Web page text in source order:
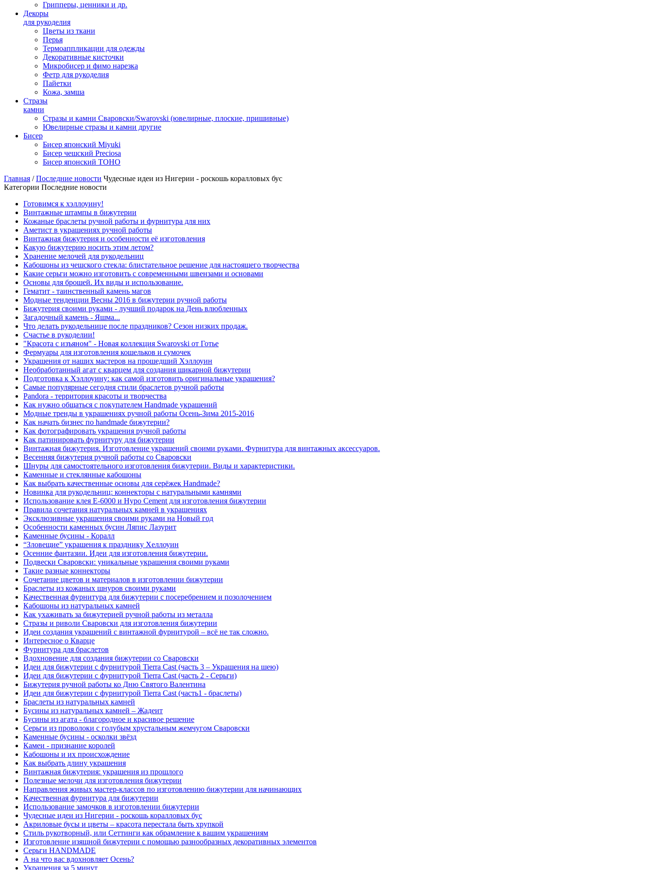
Грипперы, ценники и др.
Декоры
для рукоделия
Цветы из ткани
Перья
Термоаппликации для одежды
Декоративные кисточки
Микробисер и фимо нарезка
Фетр для рукоделия
Пайетки
Кожа, замша
Стразы
камни
Стразы и камни Сваровски/Swarovski (ювелирные, плоские, пришивные)
Ювелирные стразы и камни другие
Бисер
Бисер японский Miyuki
Бисер чешский Preciosa
Бисер японский TOHO
Главная /Последние новости Чудесные идеи из Нигерии - роскошь коралловых бус
Категории Последние новости
Готовимся к хэллоуину!
Винтажные штампы в бижутерии
Кожаные браслеты ручной работы и фурнитура для них
Аметист в украшениях ручной работы
Винтажная бижутерия и особенности её изготовления
Какую бижутерию носить этим летом?
Хранение мелочей для рукодельниц
Кабошоны из чешского стекла: блистательное решение для настоящего творчества
Какие серьги можно изготовить с современными швензами и основами
Основы для брошей. Их виды и использование.
Гематит - таинственный камень магов
Модные тенденции Весны 2016 в бижутерии ручной работы
Бижутерия своими руками - лучший подарок на День влюбленных
Загадочный камень - Яшма...
Что делать рукодельнице после праздников? Сезон низких продаж.
Cчастье в рукоделии!
"Красота с изъяном" - Новая коллекция Swarovski от Готье
Фермуары для изготовления кошельков и сумочек
Украшения от наших мастеров на прошедший Хэллоуин
Необработанный агат с кварцем для создания шикарной бижутерии
Подготовка к Хэллоуину: как самой изготовить оригинальные украшения?
Самые популярные сегодня стили браслетов ручной работы
Pandora - территория красоты и творчества
Как нужно общаться с покупателем Handmade украшений
Модные тренды в украшениях ручной работы Осень-Зима 2015-2016
Как начать бизнес по handmade бижутерии?
Как фотографировать украшения ручной работы
Как патинировать фурнитуру для бижутерии
Винтажная бижутерия. Изготовление украшений своими руками. Фурнитура для винтажных аксессуаров.
Весенняя бижутерия ручной работы со Сваровски
Шнуры для самостоятельного изготовления бижутерии. Виды и характеристики.
Каменные и стеклянные кабошоны
Как выбрать качественные основы для серёжек Handmade?
Новинка для рукодельниц: коннекторы с натуральными камнями
Использование клея Е-6000 и Hypo Cement для изготовления бижутерии
Правила сочетания натуральных камней в украшениях
Эксклюзивные украшения своими руками на Новый год
Особенности каменных бусин Ляпис Лазурит
Каменные бусины - Коралл
“Зловещие” украшения к празднику Хеллоуин
Осенние фантазии. Идеи для изготовления бижутерии.
Подвески Сваровски: уникальные украшения своими руками
Такие разные коннекторы
Cочетание цветов и материалов в изготовлении бижутерии
Браслеты из кожаных шнуров своими руками
Качественная фурнитура для бижутерии с посеребрением и позолочением
Кабошоны из натуральных камней
Как ухаживать за бижутерией ручной работы из металла
Стразы и риволи Сваровски для изготовления бижутерии
Идеи создания украшений с винтажной фурнитурой – всё не так сложно.
Интересное о Кварце
Фурнитура для браслетов
Вдохновение для создания бижутерии со Сваровски
Идеи для бижутерии с фурнитурой Tierra Cast (часть 3 – Украшения на шею)
Идеи для бижутерии с фурнитурой Tierra Cast (часть 2 - Серьги)
Бижутерия ручной работы ко Дню Святого Валентина
Идеи для бижутерии с фурнитурой Tierra Cast (часть1 - браслеты)
Браслеты из натуральных камней
Бусины из натуральных камней – Жадеит
Бусины из агата - благородное и красивое решение
Серьги из проволоки с голубым хрустальным жемчугом Сваровски
Каменные бусины - осколки звёзд
Камеи - признание королей
Кабошоны и их происхождение
Как выбрать длину украшения
Винтажная бижутерия: украшения из прошлого
Полезные мелочи для изготовления бижутерии
Направления живых мастер-классов по изготовлению бижутерии для начинающих
Качественная фурнитура для бижутерии
Использование замочков в изготовлении бижутерии
Чудесные идеи из Нигерии - роскошь коралловых бус
Акриловые бусы и цветы – красота перестала быть хрупкой
Стиль рукотворный, или Сеттинги как обрамление к вашим украшениям
Изготовление изящной бижутерии с помощью разнообразных декоративных элементов
Серьги HANDMADE
А на что вас вдохновляет Осень?
Украшения за 5 минут